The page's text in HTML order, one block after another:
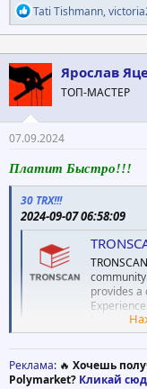
Р
е
а
к
ц
и
и
:
Tati Tishmann,
Ярослав
ТОП-МАСТЕР
07.09.2024
Платит Быстро!!!
30 TRX!!!
2024-09-07 06:58:09
provides a
持多种登
态尽在
Реклама: 🔥 Хочешь
Polymarket? Кликай